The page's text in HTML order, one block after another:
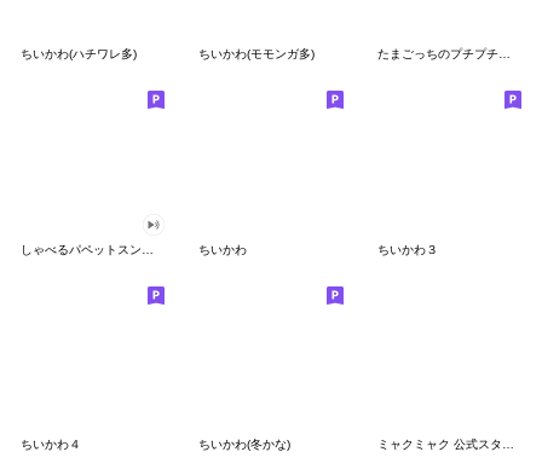
ちいかわ(ハチワレ多) ちいかわ(モモンガ多) たまごっちのプチプチおみせっち
ちいかわ ちいかわ３
ちいかわ４ ちいかわ(冬かな)